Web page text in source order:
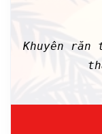
Khuyên